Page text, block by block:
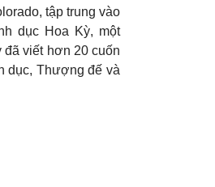
tập trung vào
dục Hoa Kỳ, một
đã viết hơn 20 cuốn
dục, Thượng đế và